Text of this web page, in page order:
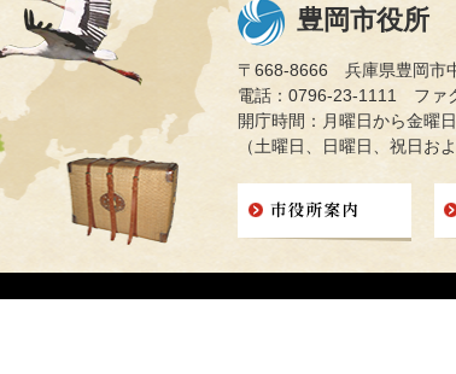
豊岡市役所
〒668-8666 兵庫県豊岡市
電話：0796-23-1111 ファ
開庁時間：月曜日から金曜
（土曜日、日曜日、祝日お